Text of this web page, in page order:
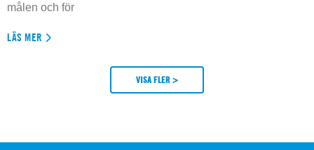
målen och för
LÄS MER
VISA FLER >